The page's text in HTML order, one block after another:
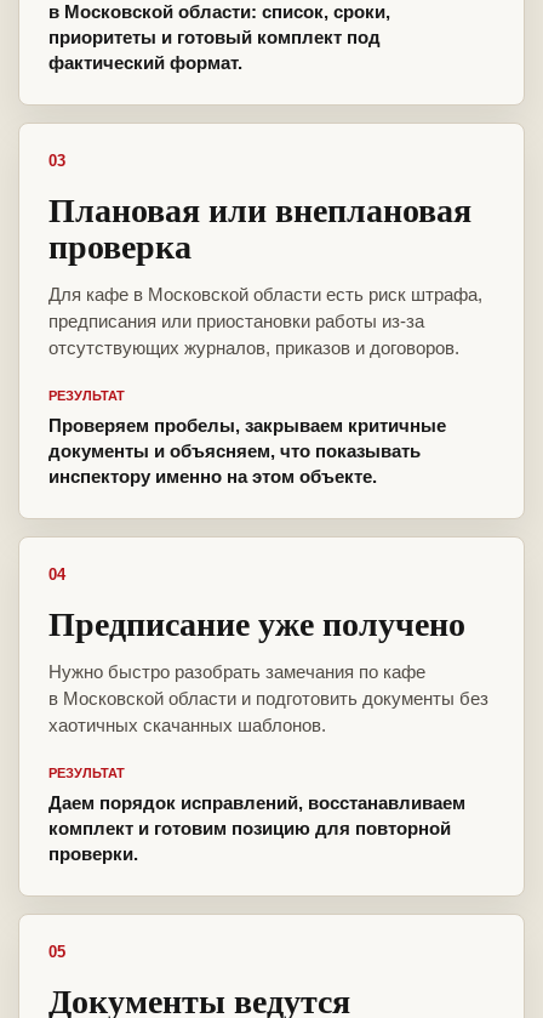
в Московской области: список, сроки,
приоритеты и готовый комплект под
фактический формат.
03
Плановая или внеплановая
проверка
Для кафе в Московской области есть риск штрафа,
предписания или приостановки работы из-за
отсутствующих журналов, приказов и договоров.
РЕЗУЛЬТАТ
Проверяем пробелы, закрываем критичные
документы и объясняем, что показывать
инспектору именно на этом объекте.
04
Предписание уже получено
Нужно быстро разобрать замечания по кафе
в Московской области и подготовить документы без
хаотичных скачанных шаблонов.
РЕЗУЛЬТАТ
Даем порядок исправлений, восстанавливаем
комплект и готовим позицию для повторной
проверки.
05
Документы ведутся